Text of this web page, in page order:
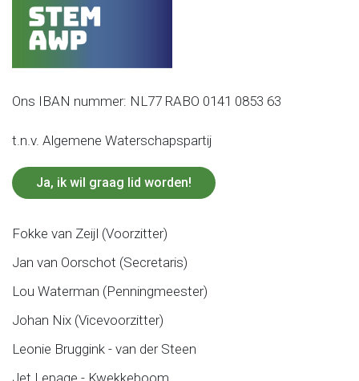
Ons IBAN nummer: NL77 RABO 0141 0853 63
t.n.v. Algemene Waterschapspartij
Ja, ik wil graag lid worden!
Fokke van Zeijl (Voorzitter)
Jan van Oorschot (Secretaris)
Lou Waterman (Penningmeester)
Johan Nix (Vicevoorzitter)
Leonie Bruggink - van der Steen
Jet Lepage - Kwekkeboom